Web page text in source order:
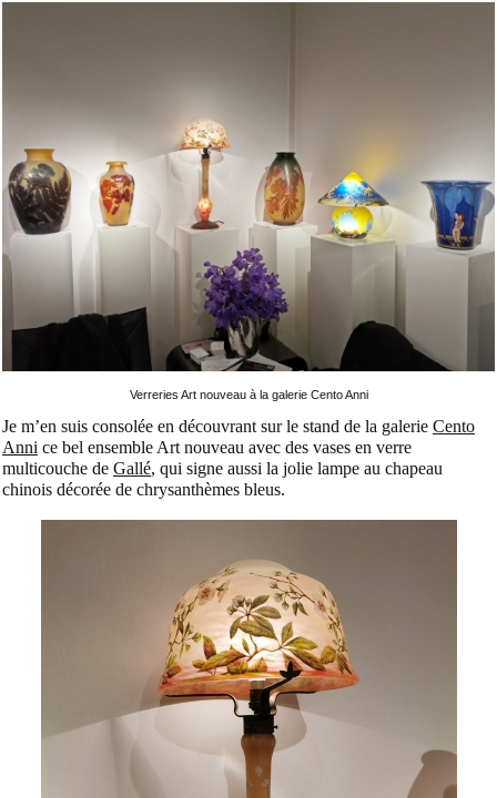
Verreries Art nouveau à la galerie Cento Anni
Je m’en suis consolée en découvrant sur le stand de la galerie Cento
Anni ce bel ensemble Art nouveau avec des vases en verre
multicouche de Gallé, qui signe aussi la jolie lampe au chapeau
chinois décorée de chrysanthèmes bleus.